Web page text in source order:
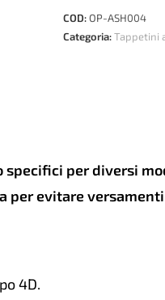
auto
SAHLER
2010
quantità
COD:OP-ASH004
Categoria:Tappetini
per diversi
per evitare
4D.